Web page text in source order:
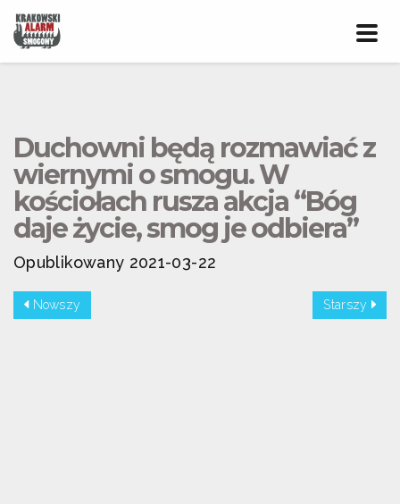
Duchowni będą rozmawiać z
wiernymi o smogu. W
kościołach rusza akcja “Bóg
daje życie, smog je odbiera”
Opublikowany 2021-03-22
Nowszy Starszy